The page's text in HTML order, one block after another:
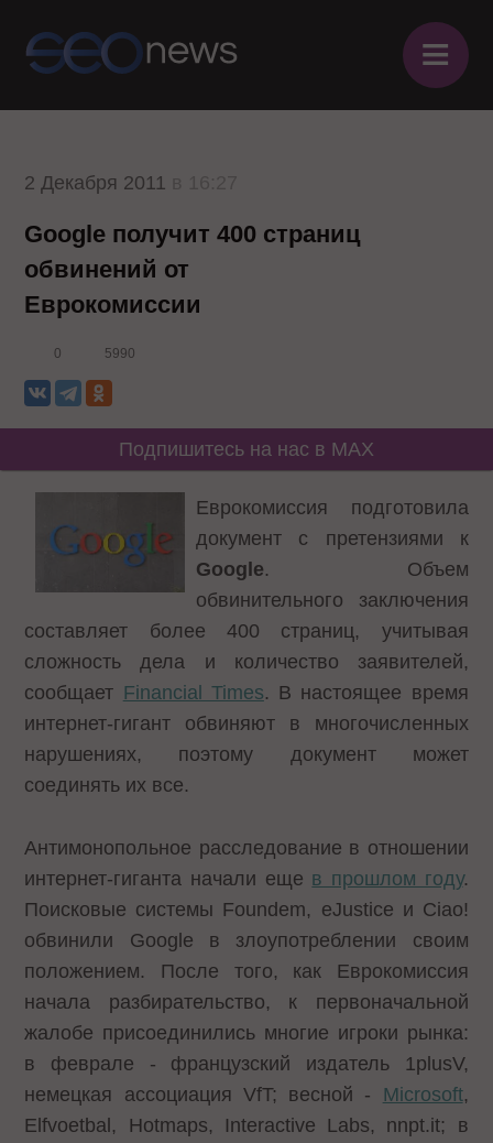
≡
2 Декабря 2011
Google получит 400 страниц
обвинений от
Еврокомиссии
0 5990
Подпишитесь на нас в MAX
Еврокомиссия подготовила
документ с претензиями к
Google. Объем
обвинительного заключения
составляет более 400 страниц, учитывая
сложность дела и количество заявителей,
сообщает Financial Times. В настоящее время
интернет-гигант обвиняют в многочисленных
нарушениях, поэтому документ может
соединять их все.
Антимонопольное расследование в отношении
интернет-гиганта начали еще в прошлом году.
Поисковые системы Foundem, eJustice и Ciao!
обвинили Google в злоупотреблении своим
положением. После того, как Еврокомиссия
начала разбирательство, к первоначальной
жалобе присоединились многие игроки рынка:
в феврале - французский издатель 1plusV,
немецкая ассоциация VfT; весной - Microsoft,
Elfvoetbal, Hotmaps, Interactive Labs, nnpt.it; в